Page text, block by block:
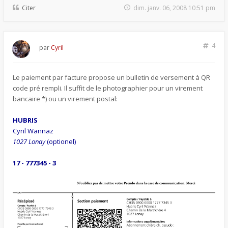
Citer dim. janv. 06, 2008 10:51 pm
4
par Cyril
Le paiement par facture propose un bulletin de versement à QR
code pré rempli. Il suffit de le photographier pour un virement
bancaire *) ou un virement postal:
HUBRIS
Cyril Wannaz
1027 Lonay(optionel)
17 - 777345 - 3